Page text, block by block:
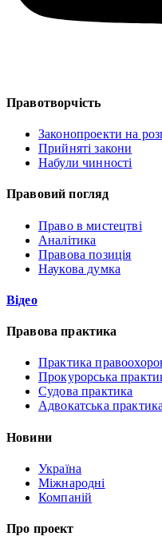
Правотворчість
Законопроекти на
Прийняті закони
Набули чинності
Правовий погляд
Право в мистецтві
Аналітика
Правова позиція
Наукова думка
Відео
Правова практика
Практика
Прокурорська
Судова практика
Адвокатська
Новини
Україна
Міжнародні
Компаній
Про проект